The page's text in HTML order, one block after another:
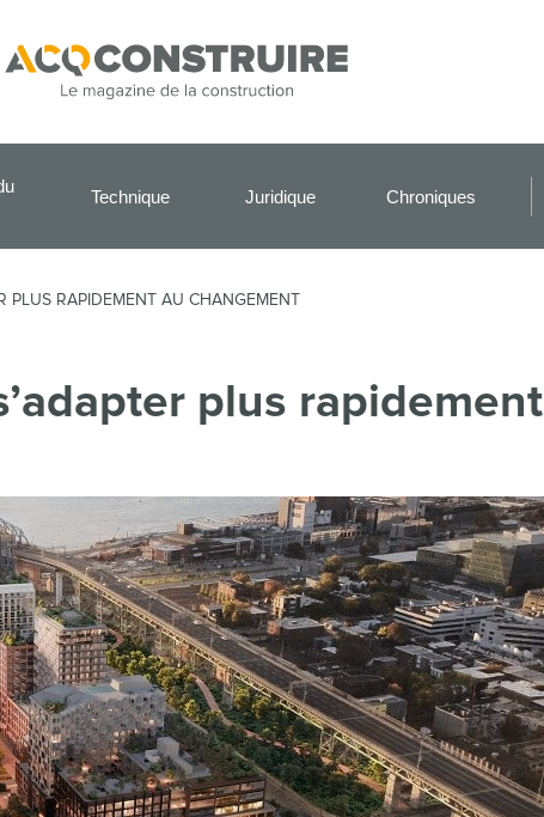
Technique Juridique Chroniques
PLUS RAPIDEMENT AU CHANGEMENT
plus rapidement